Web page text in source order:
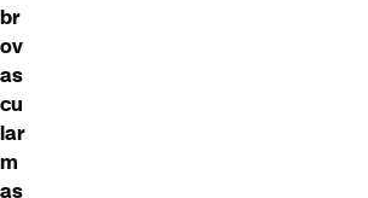
br
ov
as
cu
lar
m
as